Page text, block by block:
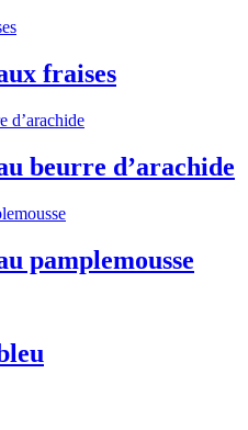
fraises
beurre d’arachide
pamplemousse